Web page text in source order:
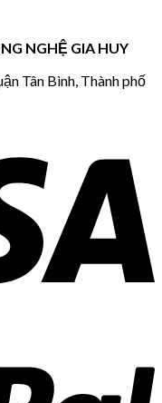
NGHỆ GIA HUY
Tân Bình, Thành phố